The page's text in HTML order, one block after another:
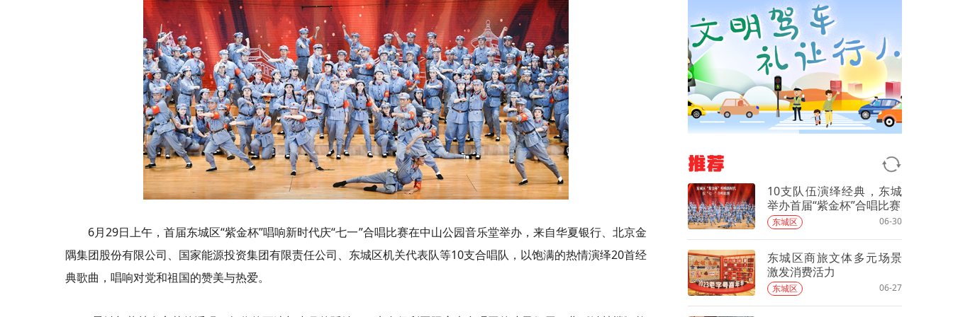
6月29日上午，首届东城区“紫金杯”唱响新时代庆“七一”合唱比赛在中山公园音乐堂举办，来自华夏银行、北京金
隅集团股份有限公司、国家能源投资集团有限责任公司、东城区机关代表队等10支合唱队，以饱满的热情演绎20首经
典歌曲，唱响对党和祖国的赞美与热爱。
推荐
10支队伍演绎经典，东城
举办首届“紫金杯”合唱比赛
东城区 06-30
东城区商旅文体多元场景
激发消费活力
东城区 06-27